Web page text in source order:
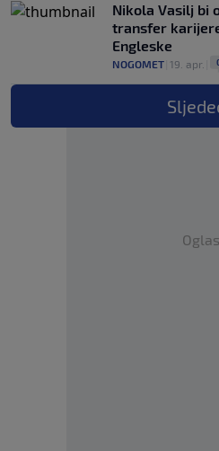
Nikola Vasilj bi
transfer
Engleske
NOGOMET 19. apr.
Oglas